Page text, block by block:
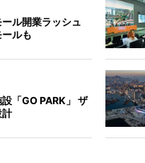
ル開業ラッシュ
ルも
「GO PARK」 ザ